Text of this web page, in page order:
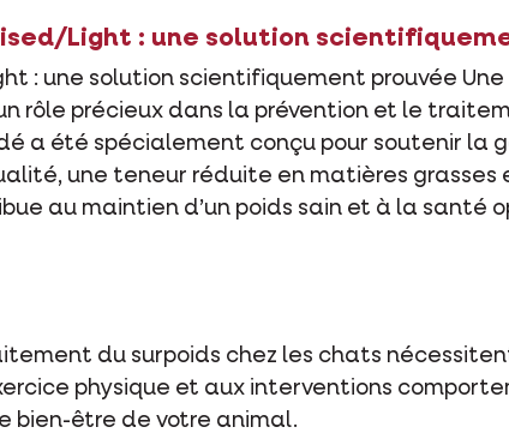
Light : une solution
: une solution scientifiquement prouvée
rôle précieux dans la prévention et le
a été spécialement conçu pour soutenir la
une teneur réduite en matières grasses
au maintien d’un poids sain et à la santé
du surpoids chez les chats
physique et aux interventions
bien-être de votre animal.